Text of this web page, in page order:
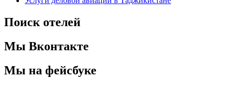
Поиск отелей
Мы Вконтакте
Мы на фейсбуке